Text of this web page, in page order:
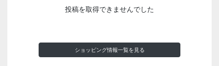
投稿を取得できませんでした
ショッピング情報一覧を見る